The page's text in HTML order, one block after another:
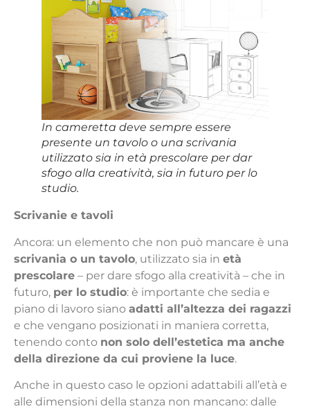
In cameretta deve sempre essere
presente un tavolo o una scrivania
utilizzato sia in età prescolare per dar
sfogo alla creatività, sia in futuro per lo
studio.
Scrivanie e tavoli
Ancora: un elemento che non può mancare è una
scrivania o un tavolo, utilizzato sia in età
prescolare – per dare sfogo alla creatività – che in
futuro, per lo studio: è importante che sedia e
piano di lavoro siano adatti all’altezza dei ragazzi
e che vengano posizionati in maniera corretta,
tenendo conto non solo dell’estetica ma anche
della direzione da cui proviene la luce.
Anche in questo caso le opzioni adattabili all’età e
alle dimensioni della stanza non mancano: dalle